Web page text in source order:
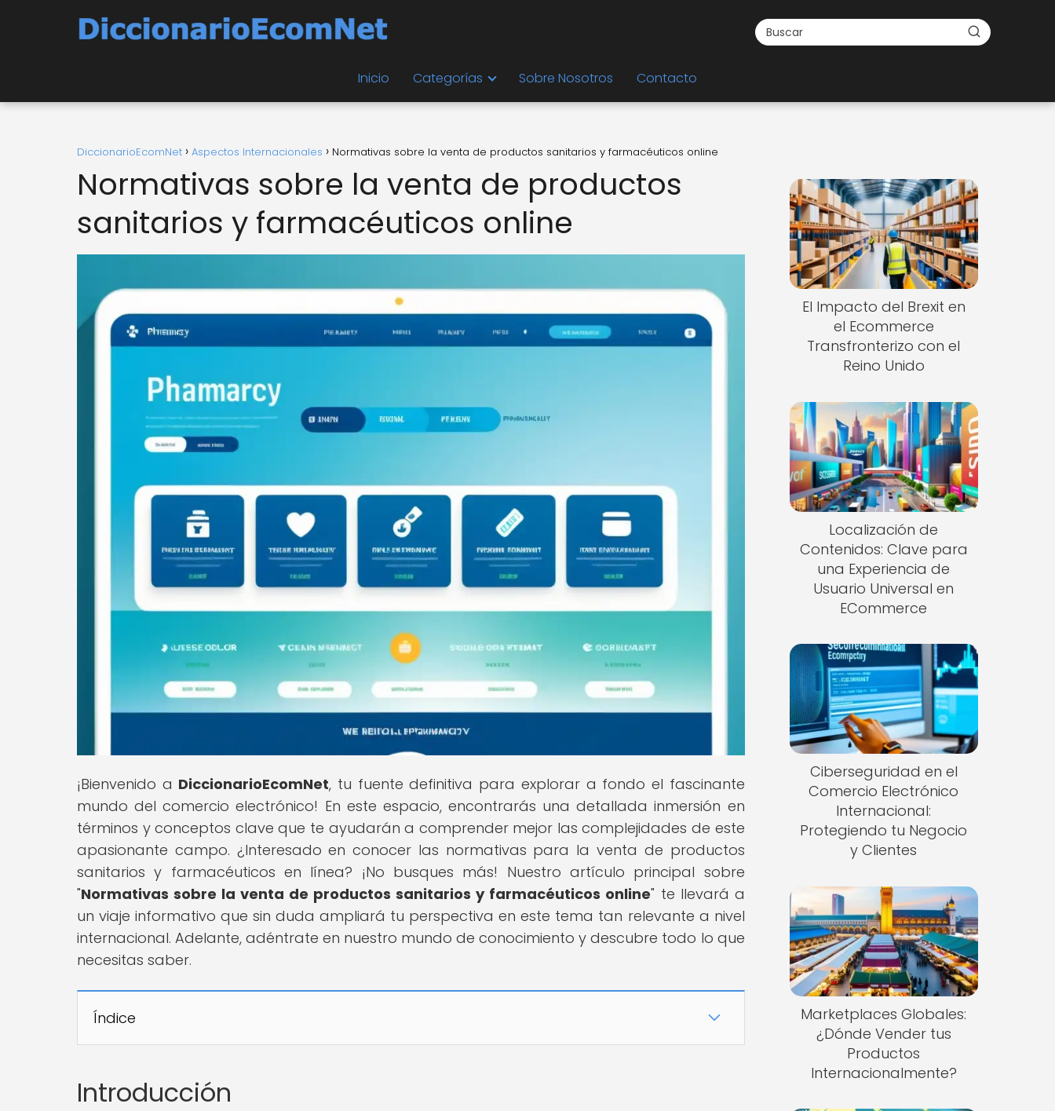
Inicio Categorías Sobre Nosotros Contacto
DiccionarioEcomNet Aspectos Internacionales Normativas sobre la venta de productos sanitarios y farmacéuticos online
Normativas sobre la venta de productos
sanitarios y farmacéuticos online
¡Bienvenido a DiccionarioEcomNet, tu fuente definitiva para explorar a fondo el fascinante
mundo del comercio electrónico! En este espacio, encontrarás una detallada inmersión en
términos y conceptos clave que te ayudarán a comprender mejor las complejidades de este
apasionante campo. ¿Interesado en conocer las normativas para la venta de productos
sanitarios y farmacéuticos en línea? ¡No busques más! Nuestro artículo principal sobre
"Normativas sobre la venta de productos sanitarios y farmacéuticos online" te llevará a
un viaje informativo que sin duda ampliará tu perspectiva en este tema tan relevante a nivel
internacional. Adelante, adéntrate en nuestro mundo de conocimiento y descubre todo lo que
necesitas saber.
Índice
Introducción
El Impacto del Brexit en
el Ecommerce
Transfronterizo con el
Reino Unido
Localización de
Contenidos: Clave para
una Experiencia de
Usuario Universal en
ECommerce
Ciberseguridad en el
Comercio Electrónico
Internacional:
Protegiendo tu Negocio
y Clientes
Marketplaces Globales:
¿Dónde Vender tus
Productos
Internacionalmente?